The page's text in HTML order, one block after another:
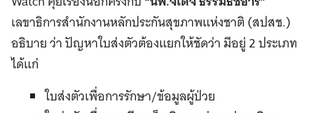
เลขาธิการสำนักงานหลักประกันสุขภาพแห่งชาติ (สปสช.)
อธิบาย ว่า ปัญหาใบส่งตัวต้องแยกให้ชัดว่า มีอยู่ 2 ประเภท
ได้แก่
ใบส่งตัวเพื่อการรักษา/ข้อมูลผู้ป่วย